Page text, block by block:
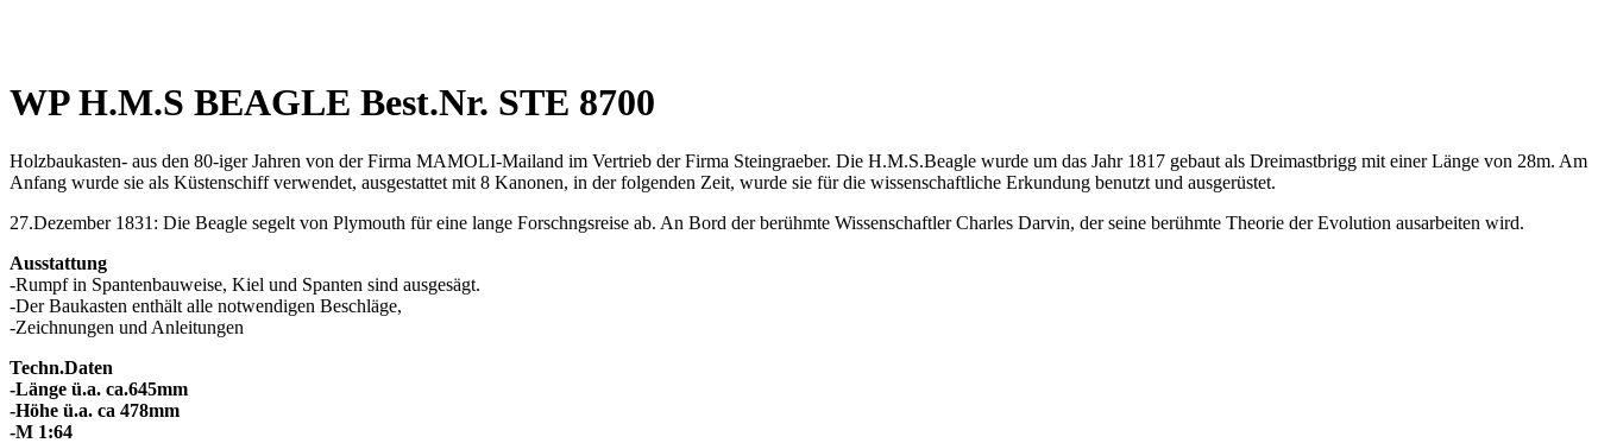
WP H.M.S BEAGLE Best.Nr. STE 8700
Holzbaukasten- aus den 80-iger Jahren von der Firma MAMOLI-Mailand im Vertrieb der Firma Steingraeber. Die H.M.S.Beagle wurde um das Jahr 1817 gebaut als Dreimastbrigg mit einer Länge von 28m. Am
Anfang wurde sie als Küstenschiff verwendet, ausgestattet mit 8 Kanonen, in der folgenden Zeit, wurde sie für die wissenschaftliche Erkundung benutzt und ausgerüstet.
27.Dezember 1831: Die Beagle segelt von Plymouth für eine lange Forschngsreise ab. An Bord der berühmte Wissenschaftler Charles Darvin, der seine berühmte Theorie der Evolution ausarbeiten wird.
Ausstattung
-Rumpf in Spantenbauweise, Kiel und Spanten sind ausgesägt.
-Der Baukasten enthält alle notwendigen Beschläge,
-Zeichnungen und Anleitungen
Techn.Daten
-Länge ü.a. ca.645mm
-Höhe ü.a. ca 478mm
-M 1:64